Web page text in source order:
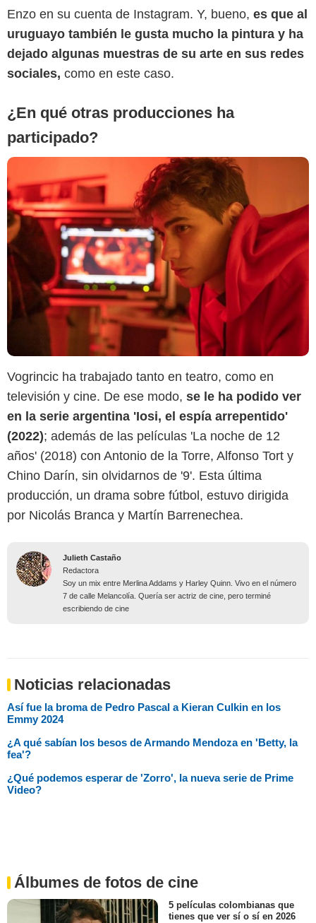
Enzo en su cuenta de Instagram. Y, bueno, es que al
uruguayo también le gusta mucho la pintura y ha
dejado algunas muestras de su arte en sus redes
sociales, como en este caso.
¿En qué otras producciones ha
participado?
Vogrincic ha trabajado tanto en teatro, como en
televisión y cine. De ese modo, se le ha podido ver
en la serie argentina 'Iosi, el espía arrepentido'
(2022); además de las películas 'La noche de 12
años' (2018) con Antonio de la Torre, Alfonso Tort y
Chino Darín, sin olvidarnos de '9'. Esta última
producción, un drama sobre fútbol, estuvo dirigida
por Nicolás Branca y Martín Barrenechea.
Julieth Castaño
Redactora
Soy un mix entre Merlina Addams y Harley Quinn. Vivo en el número
7 de calle Melancolía. Quería ser actriz de cine, pero terminé
escribiendo de cine
Noticias relacionadas
Así fue la broma de Pedro Pascal a Kieran Culkin en los
Emmy 2024
¿A qué sabían los besos de Armando Mendoza en 'Betty, la
fea'?
¿Qué podemos esperar de 'Zorro', la nueva serie de Prime
Video?
Álbumes de fotos de cine
5 películas colombianas que
tienes que ver sí o sí en 2026